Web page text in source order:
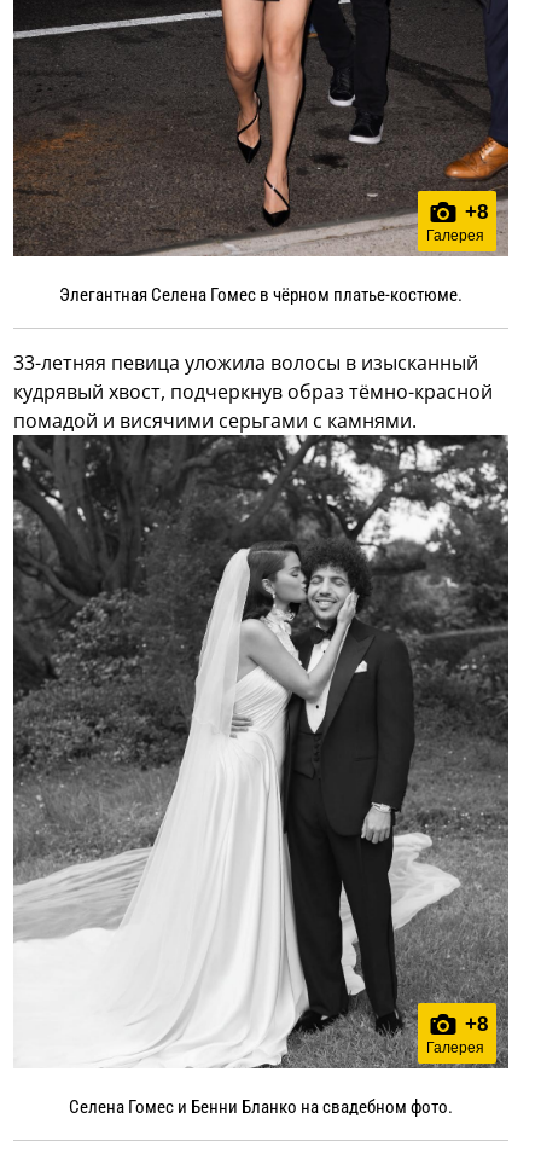
+8
Галерея
Элегантная Селена Гомес в чёрном платье-костюме.
33-летняя певица уложила волосы в изысканный
кудрявый хвост, подчеркнув образ тёмно-красной
помадой и висячими серьгами с камнями.
+8
Галерея
Селена Гомес и Бенни Бланко на свадебном фото.